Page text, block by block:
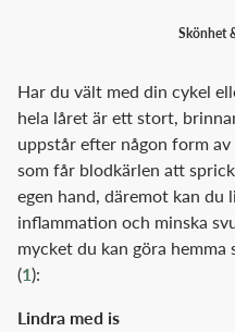
Skönhet
Har du vält med din cykel
hela låret är ett stort,
uppstår efter någon form
som får blodkärlen att
egen hand, däremot kan du
inflammation och minska
mycket du kan göra
(1):
Lindra med is